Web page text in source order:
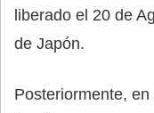
liberado el 20 de
de Japón.
Posteriormente,